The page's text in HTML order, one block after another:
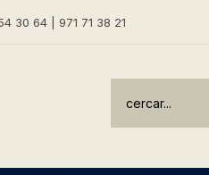
30 64 | 971 71 38 21